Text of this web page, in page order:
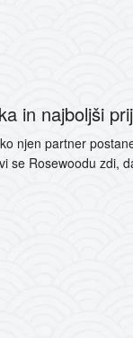
in najboljši
njen partner
se Rosewoodu zdi,